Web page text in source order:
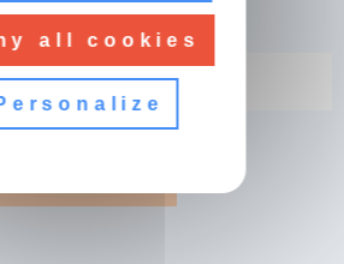
adresse email
all cookies